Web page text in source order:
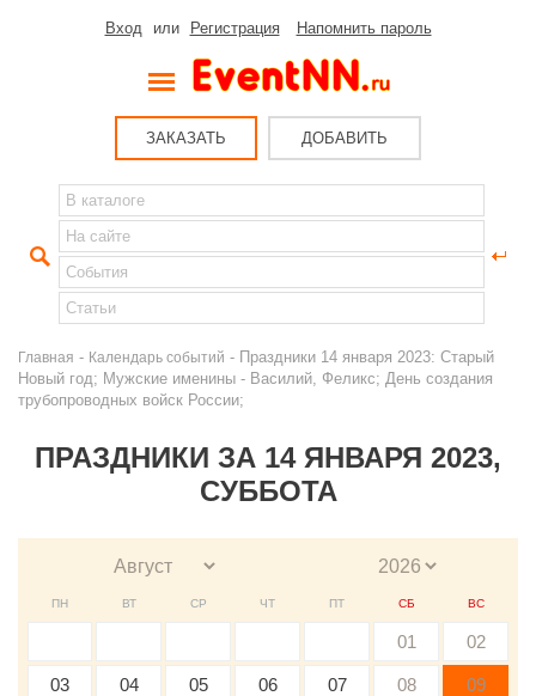
Вход или Регистрация Напомнить пароль
ЗАКАЗАТЬ ДОБАВИТЬ
Главная - Календарь событий - Праздники 14 января 2023: Старый
Новый год; Мужские именины - Василий, Феликс; День создания
трубопроводных войск России;
ПРАЗДНИКИ ЗА 14 ЯНВАРЯ 2023,
СУББОТА
ПН ВТ СР ЧТ ПТ СБ ВС
01 02
03 04 05 06 07 08 09